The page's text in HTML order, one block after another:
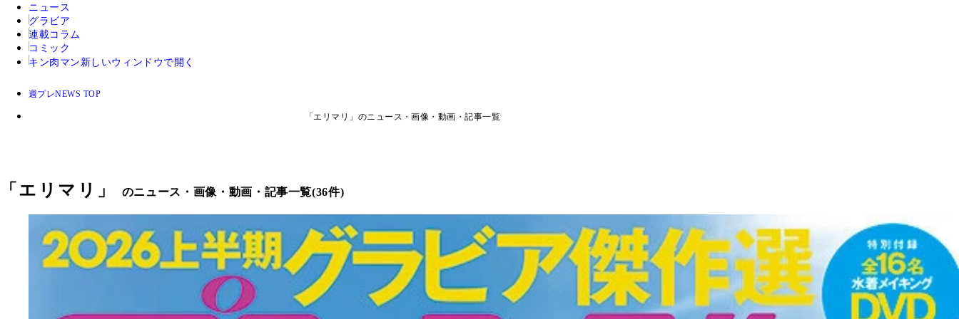
ニュース
グラビア
連載コラム
コミック
キン肉マン 新しいウィンドウで開く
週プレNEWS TOP
「エリマリ」のニュース・画像・動画・記事一覧
「 エリマリ 」 のニュース・画像・動画・記事一覧(36件)